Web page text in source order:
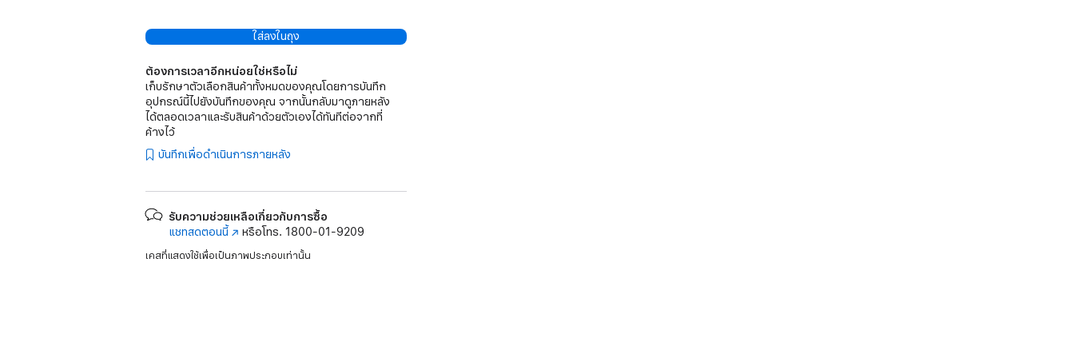
ใส่ลงในถุง
ต้องการเวลาอีกหน่อยใช่หรือไม่
เก็บรักษาตัวเลือกสินค้าทั้งหมดของคุณโดยการบันทึก
อุปกรณ์นี้ไปยังบันทึกของคุณ จากนั้นกลับมาดูภายหลัง
ได้ตลอดเวลาและรับสินค้าด้วยตัวเองได้ทันทีต่อจากที่
ค้างไว้
บันทึกเพื่อดำเนินการภายหลัง
รับความช่วยเหลือเกี่ยวกับการซื้อ
แชทสดตอนนี้(เปิด
หน้าต่าง
หรือโทร. 1800-01-9209
เคสที่แสดงใช้เพื่อเป็นภาพประกอบเท่านั้น